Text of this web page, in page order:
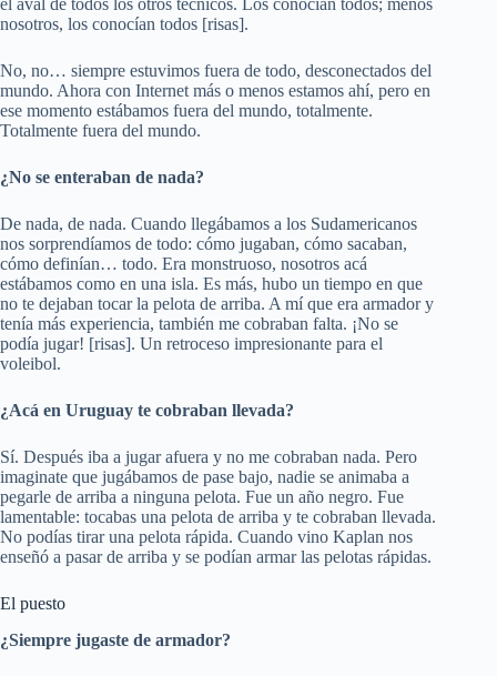
el aval de todos los otros técnicos. Los conocían todos; menos
nosotros, los conocían todos [risas].
No, no… siempre estuvimos fuera de todo, desconectados del
mundo. Ahora con Internet más o menos estamos ahí, pero en
ese momento estábamos fuera del mundo, totalmente.
Totalmente fuera del mundo.
¿No se enteraban de nada?
De nada, de nada. Cuando llegábamos a los Sudamericanos
nos sorprendíamos de todo: cómo jugaban, cómo sacaban,
cómo definían… todo. Era monstruoso, nosotros acá
estábamos como en una isla. Es más, hubo un tiempo en que
no te dejaban tocar la pelota de arriba. A mí que era armador y
tenía más experiencia, también me cobraban falta. ¡No se
podía jugar! [risas]. Un retroceso impresionante para el
voleibol.
¿Acá en Uruguay te cobraban llevada?
Sí. Después iba a jugar afuera y no me cobraban nada. Pero
imaginate que jugábamos de pase bajo, nadie se animaba a
pegarle de arriba a ninguna pelota. Fue un año negro. Fue
lamentable: tocabas una pelota de arriba y te cobraban llevada.
No podías tirar una pelota rápida. Cuando vino Kaplan nos
enseñó a pasar de arriba y se podían armar las pelotas rápidas.
El puesto
¿Siempre jugaste de armador?